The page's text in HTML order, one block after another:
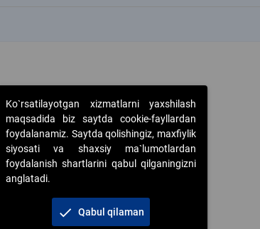
Ko`rsatilayotgan xizmatlarni yaxshilash
maqsadida biz saytda cookie-fayllardan
foydalanamiz. Saytda qolishingiz, maxfiylik
siyosati va shaxsiy ma`lumotlardan
foydalanish shartlarini qabul qilganingizni
anglatadi.
check Qabul qilaman